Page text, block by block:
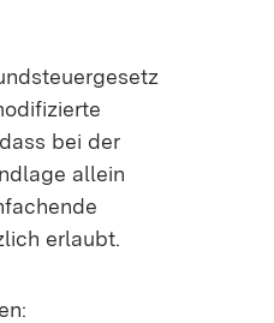
bei der
allein
erlaubt.